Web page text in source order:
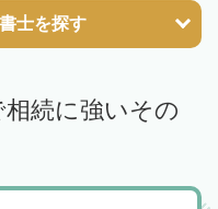
士を探す
続に強いその